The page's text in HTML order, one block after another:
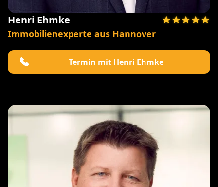
Henri Ehmke
Immobilienexperte aus Hannover
Termin mit Henri Ehmke